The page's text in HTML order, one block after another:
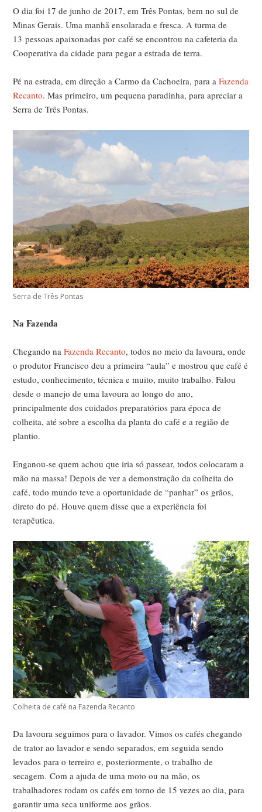
O dia foi 17 de junho de 2017, em Três Pontas, bem no sul de
Minas Gerais. Uma manhã ensolarada e fresca. A turma de
13 pessoas apaixonadas por café se encontrou na cafeteria da
Cooperativa da cidade para pegar a estrada de terra.
Pé na estrada, em direção a Carmo da Cachoeira, para aFazenda
Recanto. Mas primeiro, um pequena paradinha, para apreciar a
Serra de Três Pontas.
Serra de Três Pontas
Na Fazenda
Chegando naFazenda Recanto, todos no meio da lavoura, onde
o produtor Francisco deu a primeira “aula” e mostrou que café é
estudo, conhecimento, técnica e muito, muito trabalho. Falou
desde o manejo de uma lavoura ao longo do ano,
principalmente dos cuidados preparatórios para época de
colheita, até sobre a escolha da planta do café e a região de
plantio.
Enganou-se quem achou que iria só passear, todos colocaram a
mão na massa! Depois de ver a demonstração da colheita do
café, todo mundo teve a oportunidade de “panhar” os grãos,
direto do pé. Houve quem disse que a experiência foi
terapêutica.
Colheita de café na Fazenda Recanto
Da lavoura seguimos para o lavador. Vimos os cafés chegando
de trator ao lavador e sendo separados, em seguida sendo
levados para o terreiro e, posteriormente, o trabalho de
secagem.Com a ajuda de uma moto ou na mão, os
trabalhadores rodam os cafés em torno de 15 vezes ao dia, para
garantir uma seca uniforme aos grãos.